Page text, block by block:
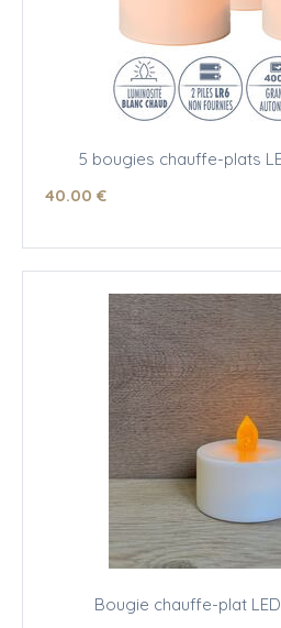
5 bougies chauffe-plats
40.00 €
Bougie chauffe-plat